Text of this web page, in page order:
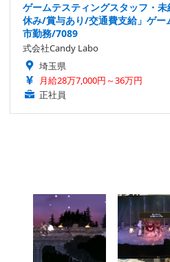
ゲームテスティングスタッフ・
休み/賞与あり/交通費支給」ゲー
市勤務/7089
式会社Candy Labo
埼玉県
月給28万7,000円～36万円
正社員